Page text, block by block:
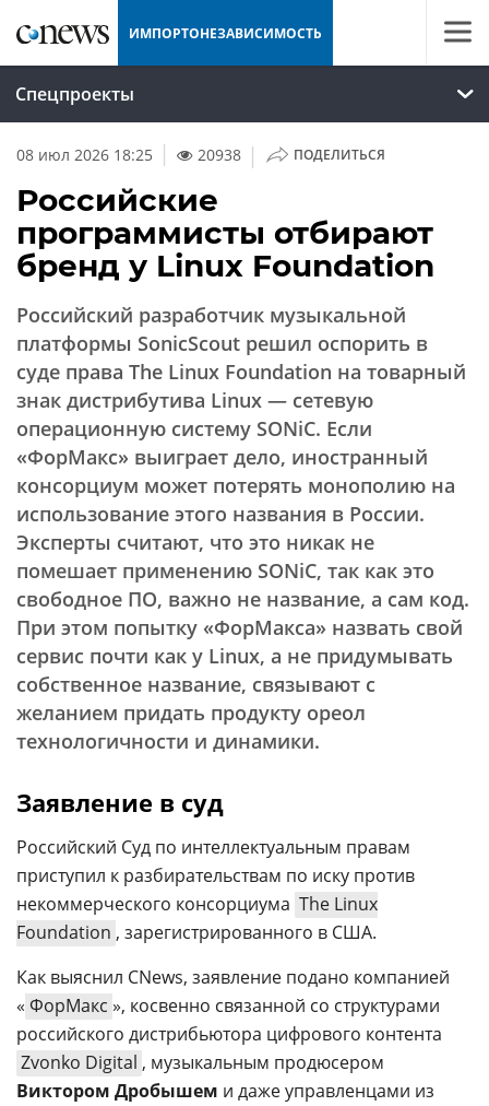
ИМПОРТОНЕЗАВИСИМОСТЬ
Спецпроекты
08 июл 2026 18:25 20938 | ПОДЕЛИТЬСЯ
Российские
программисты отбирают
бренд у Linux Foundation
Российский разработчик музыкальной
платформы SonicScout решил оспорить в
суде права The Linux Foundation на товарный
знак дистрибутива Linux — сетевую
операционную систему SONiC. Если
«ФорМакс» выиграет дело, иностранный
консорциум может потерять монополию на
использование этого названия в России.
Эксперты считают, что это никак не
помешает применению SONiC, так как это
свободное ПО, важно не название, а сам код.
При этом попытку «ФорМакса» назвать свой
сервис почти как у Linux, а не придумывать
собственное название, связывают с
желанием придать продукту ореол
технологичности и динамики.
Заявление в суд
Российский Суд по интеллектуальным правам
приступил к разбирательствам по иску против
некоммерческого консорциума The Linux
Foundation , зарегистрированного в США.
Как выяснил CNews, заявление подано компанией
« ФорМакс », косвенно связанной со структурами
российского дистрибьютора цифрового контента
Zvonko Digital , музыкальным продюсером
Виктором Дробышем и даже управленцами из